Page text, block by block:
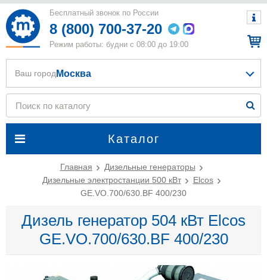
Бесплатный звонок по России
8 (800) 700-37-20
Режим работы: будни с 08:00 до 19:00
Каталог
Ваш город Москва
Главная
Дизельные генераторы
Дизельные электростанции 500 кВт
Elcos
GE.VO.700/630.BF 400/230
Дизель генератор 504 кВт Elcos
GE.VO.700/630.BF 400/230